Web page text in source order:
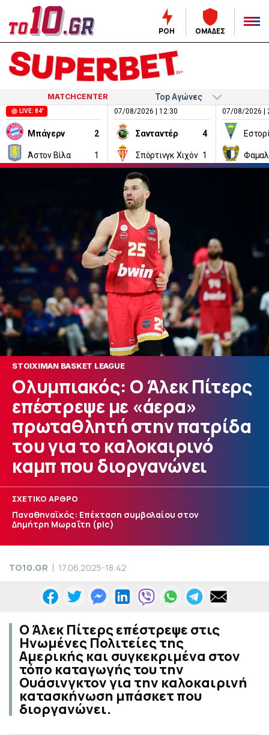
ΡΟΗ ΟΜΑΔΕΣ
MATCHCENTER
07/08/2026 | 12:30
Σανταντέρ 4
Σπόρτινγκ Χιχόν 1
LIVE: 84'
Μπάγερν 2
Άστον Βίλα 1
07/08/2026 |
STOIXIMAN BASKET LEAGUE
Ολυμπιακός: O Άλεκ Πίτερς
επέστρεψε με «άερα»
πρωταθλητή στην πατρίδα
του για το καλοκαιρινό
καμπ που διοργανώνει
ΣΧΕΤΙΚΟ ΑΡΘΡΟ
Παναθηναϊκός: Επέκταση συμβολαίου στον
Δημήτρη Μωραΐτη (pic)
TO10.GR 17.06.2025-18:42
Ο Άλεκ Πίτερς επέστρεψε στις
Ηνωμένες Πολιτείες της
Αμερικής και συγκεκριμένα στον
τόπο καταγωγής του την
Ουάσινγκτον για την καλοκαιρινή
κατασκήνωση μπάσκετ που
διοργανώνει.